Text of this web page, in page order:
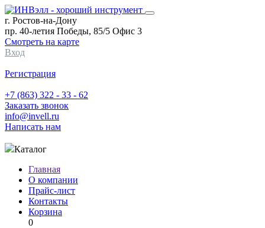
г. Ростов-на-Дону
пр. 40-летия Победы, 85/5 Офис 3
Смотреть на карте
Вход
Регистрация
+7 (863) 322 - 33 - 62
Заказать звонок
info@invell.ru
Написать нам
Каталог
Главная
О компании
Прайс-лист
Контакты
Корзина
0